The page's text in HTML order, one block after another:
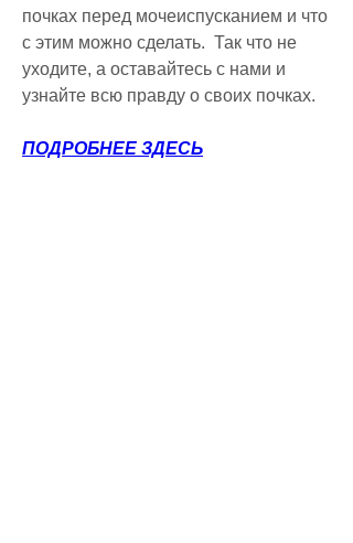
почках перед мочеиспусканием и что
с этим можно сделать.  Так что не
уходите, а оставайтесь с нами и
узнайте всю правду о своих почках.
ПОДРОБНЕЕ ЗДЕСЬ